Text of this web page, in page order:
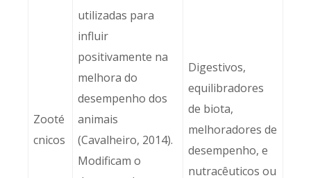
Zooté
cnicos
utilizadas para
influir
positivamente na
melhora do
desempenho dos
animais
(Cavalheiro, 2014).
Modificam o
Digestivos,
equilibradores
de biota,
melhoradores de
desempenho, e
nutracêuticos ou